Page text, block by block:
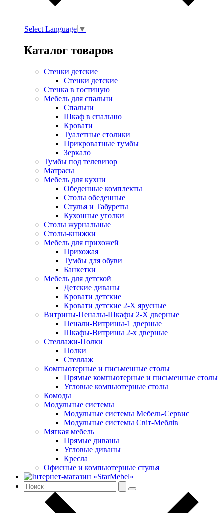
Select Language ▼
Каталог товаров
Стенки детские
Стенки детские
Стенка в гостиную
Мебель для спальни
Спальни
Шкаф в спальню
Кровати
Туалетные столики
Прикроватные тумбы
Зеркало
Тумбы под телевизор
Матрасы
Мебель для кухни
Обеденные комплекты
Столы обеденные
Стулья и Табуреты
Кухонные уголки
Столы журнальные
Столы-книжки
Мебель для прихожей
Прихожая
Тумбы для обуви
Банкетки
Мебель для детской
Детские диваны
Кровати детские
Кровати детские 2-Х ярусные
Витрины-Пеналы-Шкафы 2-Х дверные
Пенали-Витрины-1 дверные
Шкафы-Витрины 2-х дверные
Стеллажи-Полки
Полки
Стеллаж
Компьютерные и письменные столы
Прямые компьютерные и письменные столы
Угловые компьютерные столы
Комоды
Модульные системы
Модульные системы Мебель-Сервис
Модульные системы Світ-Meблів
Мягкая мебель
Прямые диваны
Угловые диваны
Кресла
Офисные и компьютерные стулья